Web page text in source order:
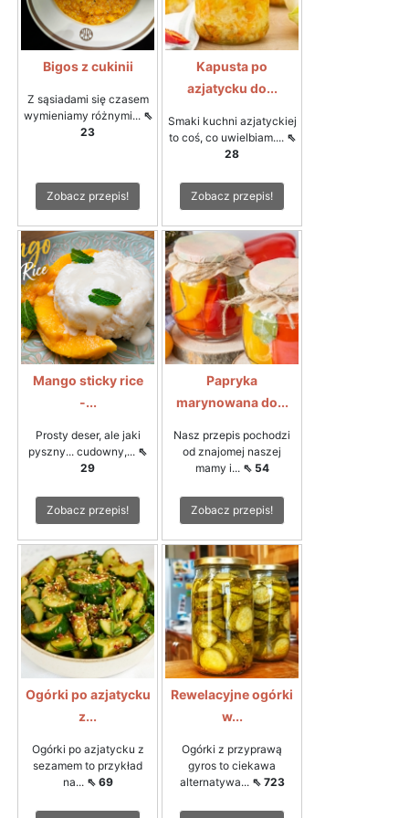
Bigos z cukinii
Z sąsiadami się czasem
wymieniamy różnymi... ⇖
23
Zobacz przepis!
Kapusta po
azjatycku do...
Smaki kuchni azjatyckiej
to coś, co uwielbiam.... ⇖
28
Zobacz przepis!
Mango sticky rice
-...
Prosty deser, ale jaki
pyszny... cudowny,... ⇖
29
Zobacz przepis!
Papryka
marynowana do...
Nasz przepis pochodzi
od znajomej naszej
mamy i... ⇖ 54
Zobacz przepis!
Ogórki po azjatycku
z...
Ogórki po azjatycku z
sezamem to przykład
na... ⇖ 69
Rewelacyjne ogórki
w...
Ogórki z przyprawą
gyros to ciekawa
alternatywa... ⇖ 723